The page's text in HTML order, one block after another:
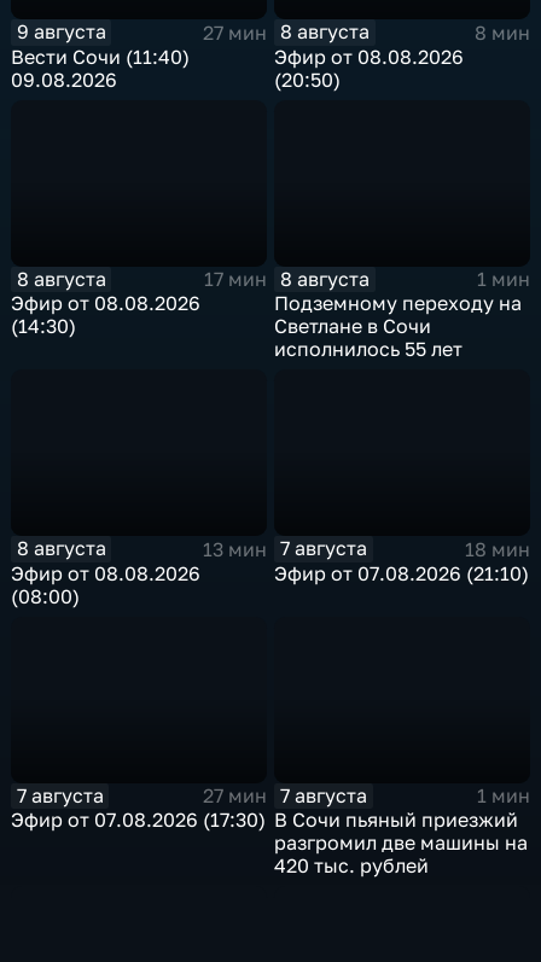
9 августа
27 мин
Вести Сочи (11:40)
09.08.2026
8 августа
8 мин
Эфир от 08.08.2026
(20:50)
8 августа
17 мин
Эфир от 08.08.2026
(14:30)
8 августа
1 мин
Подземному переходу на
Светлане в Сочи
исполнилось 55 лет
8 августа
13 мин
Эфир от 08.08.2026
(08:00)
7 августа
18 мин
Эфир от 07.08.2026 (21:10)
7 августа
27 мин
Эфир от 07.08.2026 (17:30)
7 августа
1 мин
В Сочи пьяный приезжий
разгромил две машины на
420 тыс. рублей